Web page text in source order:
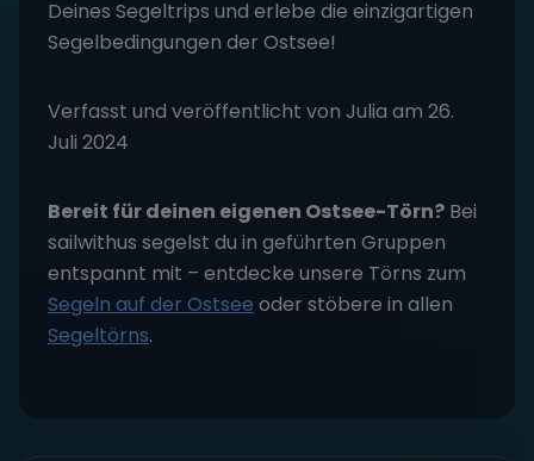
Deines Segeltrips und erlebe die einzigartigen
Segelbedingungen der Ostsee!
Verfasst und veröffentlicht von Julia am 26.
Juli 2024
Bereit für deinen eigenen Ostsee-Törn? Bei
sailwithus segelst du in geführten Gruppen
entspannt mit – entdecke unsere Törns zum
Segeln auf der Ostsee oder stöbere in allen
Segeltörns.